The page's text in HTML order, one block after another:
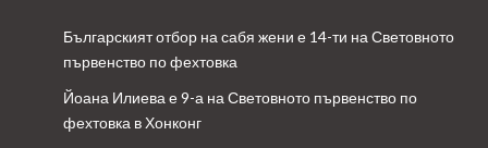
Българският отбор на сабя жени е 14-ти на Световното
първенство по фехтовка
Йоана Илиева е 9-а на Световното първенство по
фехтовка в Хонконг